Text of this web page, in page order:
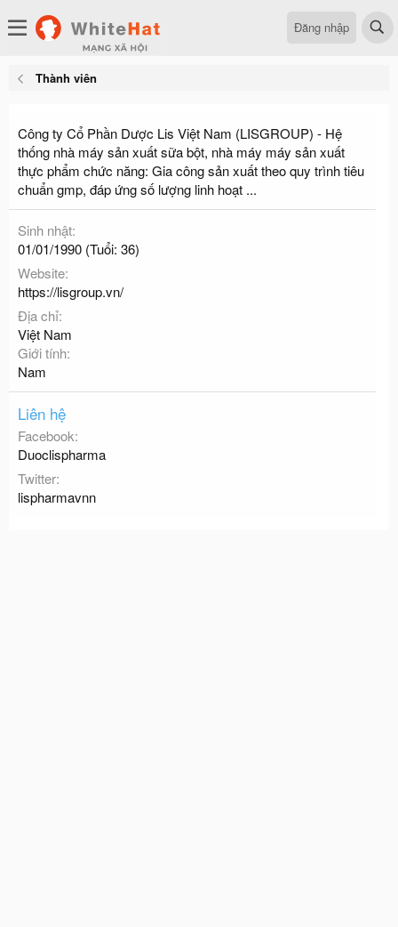
Đăng nhập
Thành viên
Công ty Cổ Phần Dược Lis Việt Nam (LISGROUP) - Hệ
thống nhà máy sản xuất sữa bột, nhà máy máy sản xuất
thực phẩm chức năng: Gia công sản xuất theo quy trình tiêu
chuẩn gmp, đáp ứng số lượng linh hoạt ...
Sinh nhật
01/01/1990 (Tuổi: 36)
Website
https://lisgroup.vn/
Địa chỉ
Việt Nam
Giới tính
Nam
Liên hệ
Facebook
Duoclispharma
Twitter
lispharmavnn